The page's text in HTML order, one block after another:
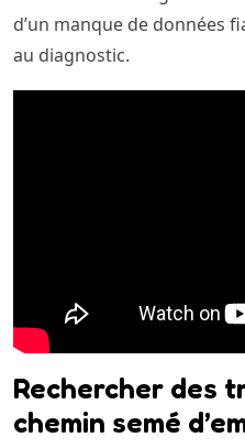
d’un manque de données
au diagnostic.
Rechercher des
chemin semé